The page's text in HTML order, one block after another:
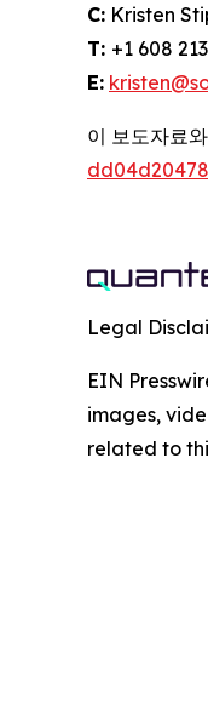
C: Kristen
T: +1 608
E:
이 보도자료
Legal
EIN
images,
related to